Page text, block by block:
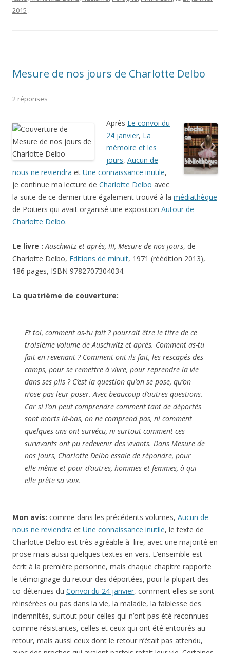
2 réponses
mémoire et les
jours,Aucun de
nous ne reviendraet Une connaissance inutile
je continue ma lecture de
Charlotte Delboavec
la suite de ce dernier titre également trouvé à la
médiathèque
de Poitiers qui avait organisé une expositionAutour de
Charlotte Delbo.
Le livre : Auschwitz et après, III, Mesure de nos jours
186 pages, ISBN 9782707304034.
La quatrième de couverture:
fait en revenant ? Comment ont-ils fait, les rescapés des
camps, pour se remettre à vivre, pour reprendre la vie
dans ses plis ? C’est la question qu’on se pose, qu’on
n’ose pas leur poser. Avec beaucoup d’autres questions.
Car si l’on peut comprendre comment tant de déportés
sont morts là-bas, on ne comprend pas, ni comment
quelques-uns ont survécu, ni surtout comment ces
survivants ont pu redevenir des vivants. DansMesure de
nos jours, Charlotte Delbo essaie de répondre, pour
elle-même et pour d’autres, hommes et femmes, à qui
elle prête sa voix.
Charlotte Delbo est très agréable à lire, avec une majorité en
prose mais aussi quelques textes en vers. L’ensemble est
écrit à la première personne, mais chaque chapitre rapporte
le témoignage du retour des déportées, pour la plupart des
co-détenues duConvoi du 24 janvier, comment elles se sont
réinsérées ou pas dans la vie, la maladie, la faiblesse des
indemnités, surtout pour celles qui n’ont pas été reconnues
comme résistantes, celles et ceux qui ont été entourés au
retour, mais aussi ceux dont le retour n’était pas attendu,
avec des proches qui avaient parfois refait leur vie. Certaines
reviennent sur leur arrestation, les interrogatoires, le séjour à